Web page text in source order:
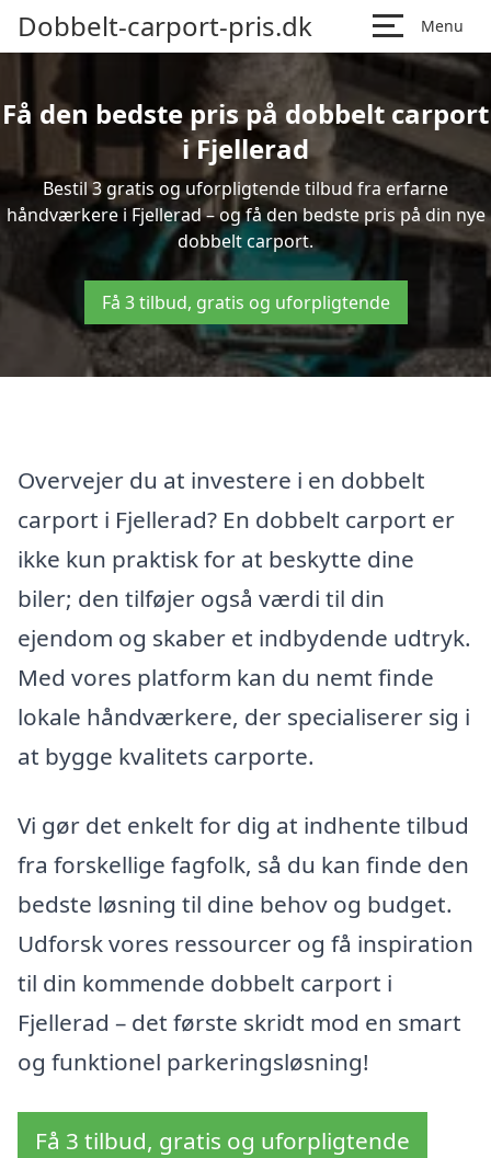
Dobbelt-carport-pris.dk Menu
Få den bedste pris på dobbelt carport
i Fjellerad
Bestil 3 gratis og uforpligtende tilbud fra erfarne
håndværkere i Fjellerad – og få den bedste pris på din nye
dobbelt carport.
Få 3 tilbud, gratis og uforpligtende
Overvejer du at investere i en dobbelt
carport i Fjellerad? En dobbelt carport er
ikke kun praktisk for at beskytte dine
biler; den tilføjer også værdi til din
ejendom og skaber et indbydende udtryk.
Med vores platform kan du nemt finde
lokale håndværkere, der specialiserer sig i
at bygge kvalitets carporte.
Vi gør det enkelt for dig at indhente tilbud
fra forskellige fagfolk, så du kan finde den
bedste løsning til dine behov og budget.
Udforsk vores ressourcer og få inspiration
til din kommende dobbelt carport i
Fjellerad – det første skridt mod en smart
og funktionel parkeringsløsning!
Få 3 tilbud, gratis og uforpligtende